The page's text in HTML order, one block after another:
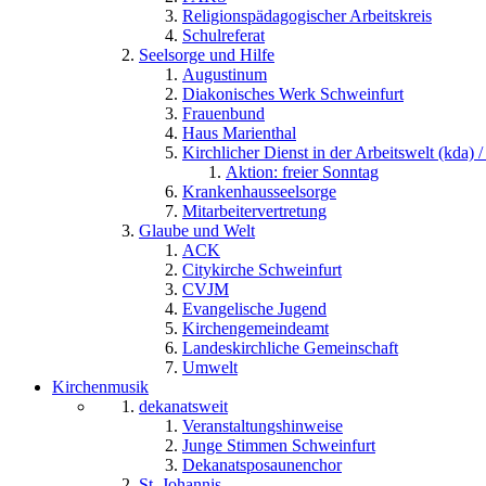
Religionspädagogischer Arbeitskreis
Schulreferat
Seelsorge und Hilfe
Augustinum
Diakonisches Werk Schweinfurt
Frauenbund
Haus Marienthal
Kirchlicher Dienst in der Arbeitswelt (kda) /
Aktion: freier Sonntag
Krankenhausseelsorge
Mitarbeitervertretung
Glaube und Welt
ACK
Citykirche Schweinfurt
CVJM
Evangelische Jugend
Kirchengemeindeamt
Landeskirchliche Gemeinschaft
Umwelt
Kirchenmusik
dekanatsweit
Veranstaltungshinweise
Junge Stimmen Schweinfurt
Dekanatsposaunenchor